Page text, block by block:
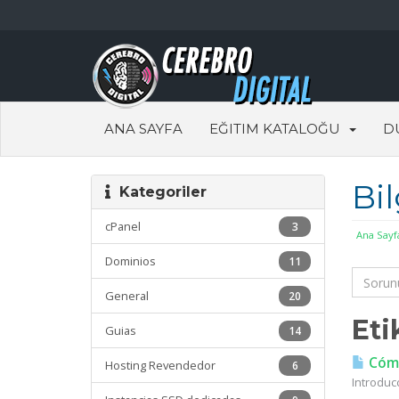
ANA SAYFA EĞITIM KATALOĞU
Ana
Kategoriler
3
cPanel
11
Dominios
20
General
14
Guias
6
Hosting Revendedor